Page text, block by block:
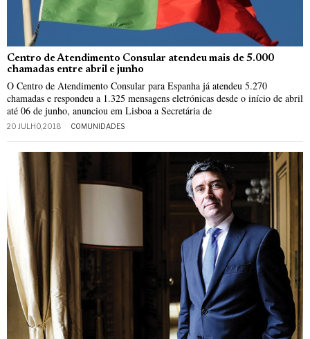
Centro de Atendimento Consular atendeu mais de 5.000
chamadas entre abril e junho
O Centro de Atendimento Consular para Espanha já atendeu 5.270
chamadas e respondeu a 1.325 mensagens eletrónicas desde o início de abril
até 06 de junho, anunciou em Lisboa a Secretária de
20 JULHO, 2018 COMUNIDADES